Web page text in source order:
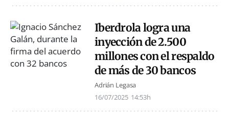
Iberdrola logra una
inyección de 2.500
millones con el respaldo
de más de 30 bancos
Adrián Legasa
16/07/2025 14:53h